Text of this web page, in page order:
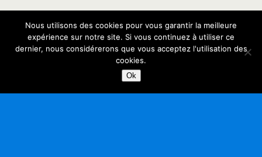
Retour au début
Nous utilisons des cookies pour vous garantir la meilleure
expérience sur notre site. Si vous continuez à utiliser ce
dernier, nous considérerons que vous acceptez l'utilisation des
cookies.
Ok